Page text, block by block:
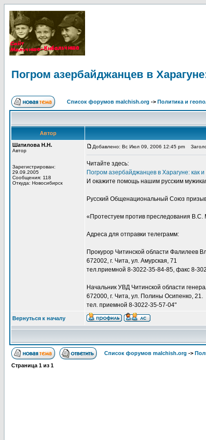
Погром азербайджанцев в
Список форумов malchish.org -> Политика и
Автор
Шатилова Н.Н.
Автор
Зарегистрирован:
29.09.2005
Сообщения: 118
Откуда: Новосибирск
Добавлено: Вс Июл 09, 2006 12:45 pm
Читайте здесь:
Погром азербайджанцев в Харагуне: как
И окажите помощь нашим русским
Русский Общенациональный Союз
«Протестуем против преследования В.С.
Адреса для отправки телеграмм:
Прокурор Читинской области Фалилеев
672002, г. Чита, ул. Амурская, 71
тел.приемной 8-3022-35-84-85, факс 8-
Начальник УВД Читинской области
672000, г. Чита, ул. Полины Осипенко, 21.
тел. приемной 8-3022-35-57-04"
Вернуться к началу
Список форумов malchish.org ->
Страница 1 из 1